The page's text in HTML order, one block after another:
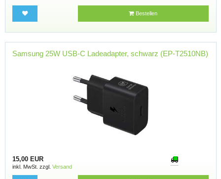
Bestellen
Samsung 25W USB-C Ladeadapter, schwarz (EP-T2510NB)
15,00 EUR
inkl. MwSt. zzgl. Versand